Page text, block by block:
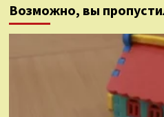
Возможно, вы